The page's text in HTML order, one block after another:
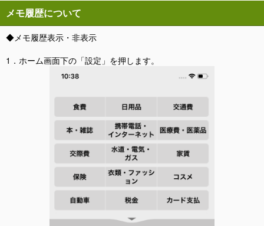
メモ履歴について
◆メモ履歴表示・非表示
1．ホーム画面下の「設定」を押します。